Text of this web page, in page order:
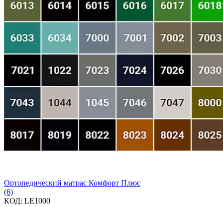
Ортопедический матрас Комфорт Плюс
(6)
КОД: LE1000